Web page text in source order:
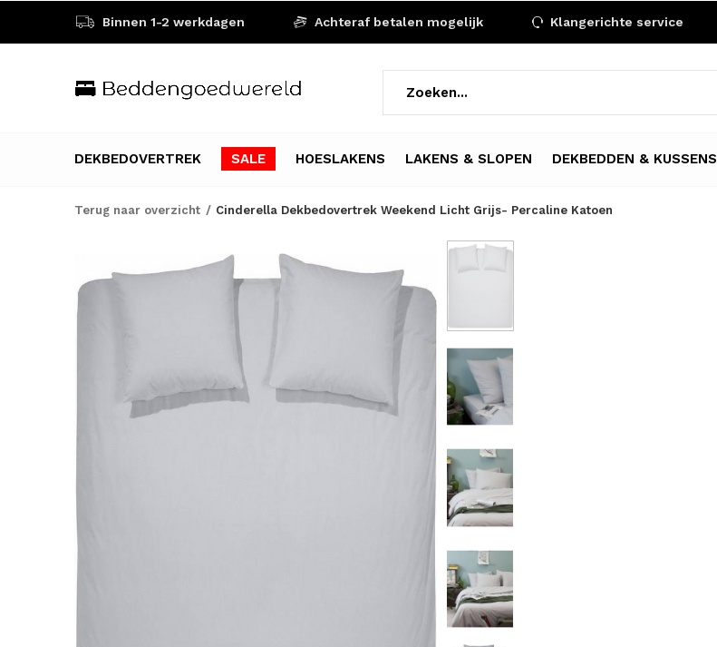
DEKBEDOVERTREK SALE HOESLAKENS LAKENS & SLOPEN DEKBEDDEN & KUSSENS
Binnen 1-2 werkdagen Achteraf betalen mogelijk Klangerichte service
Terug naar overzicht Cinderella Dekbedovertrek Weekend Licht Grijs- Percaline Katoen